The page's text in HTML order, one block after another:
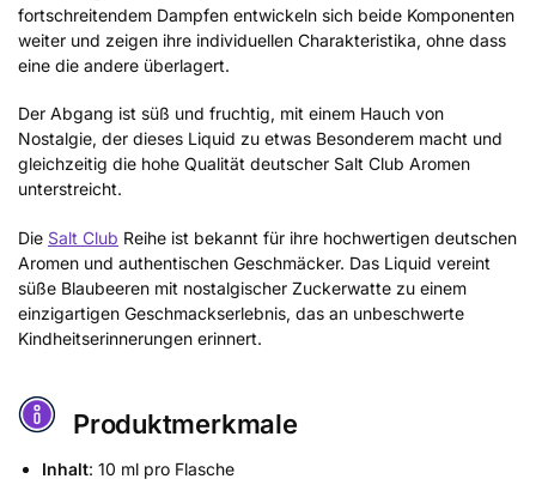
fortschreitendem Dampfen entwickeln sich beide Komponenten
weiter und zeigen ihre individuellen Charakteristika, ohne dass
eine die andere überlagert.
Der Abgang ist süß und fruchtig, mit einem Hauch von
Nostalgie, der dieses Liquid zu etwas Besonderem macht und
gleichzeitig die hohe Qualität deutscher Salt Club Aromen
unterstreicht.
Die Salt Club Reihe ist bekannt für ihre hochwertigen deutschen
Aromen und authentischen Geschmäcker. Das Liquid vereint
süße Blaubeeren mit nostalgischer Zuckerwatte zu einem
einzigartigen Geschmackserlebnis, das an unbeschwerte
Kindheitserinnerungen erinnert.
Produktmerkmale
Inhalt: 10 ml pro Flasche